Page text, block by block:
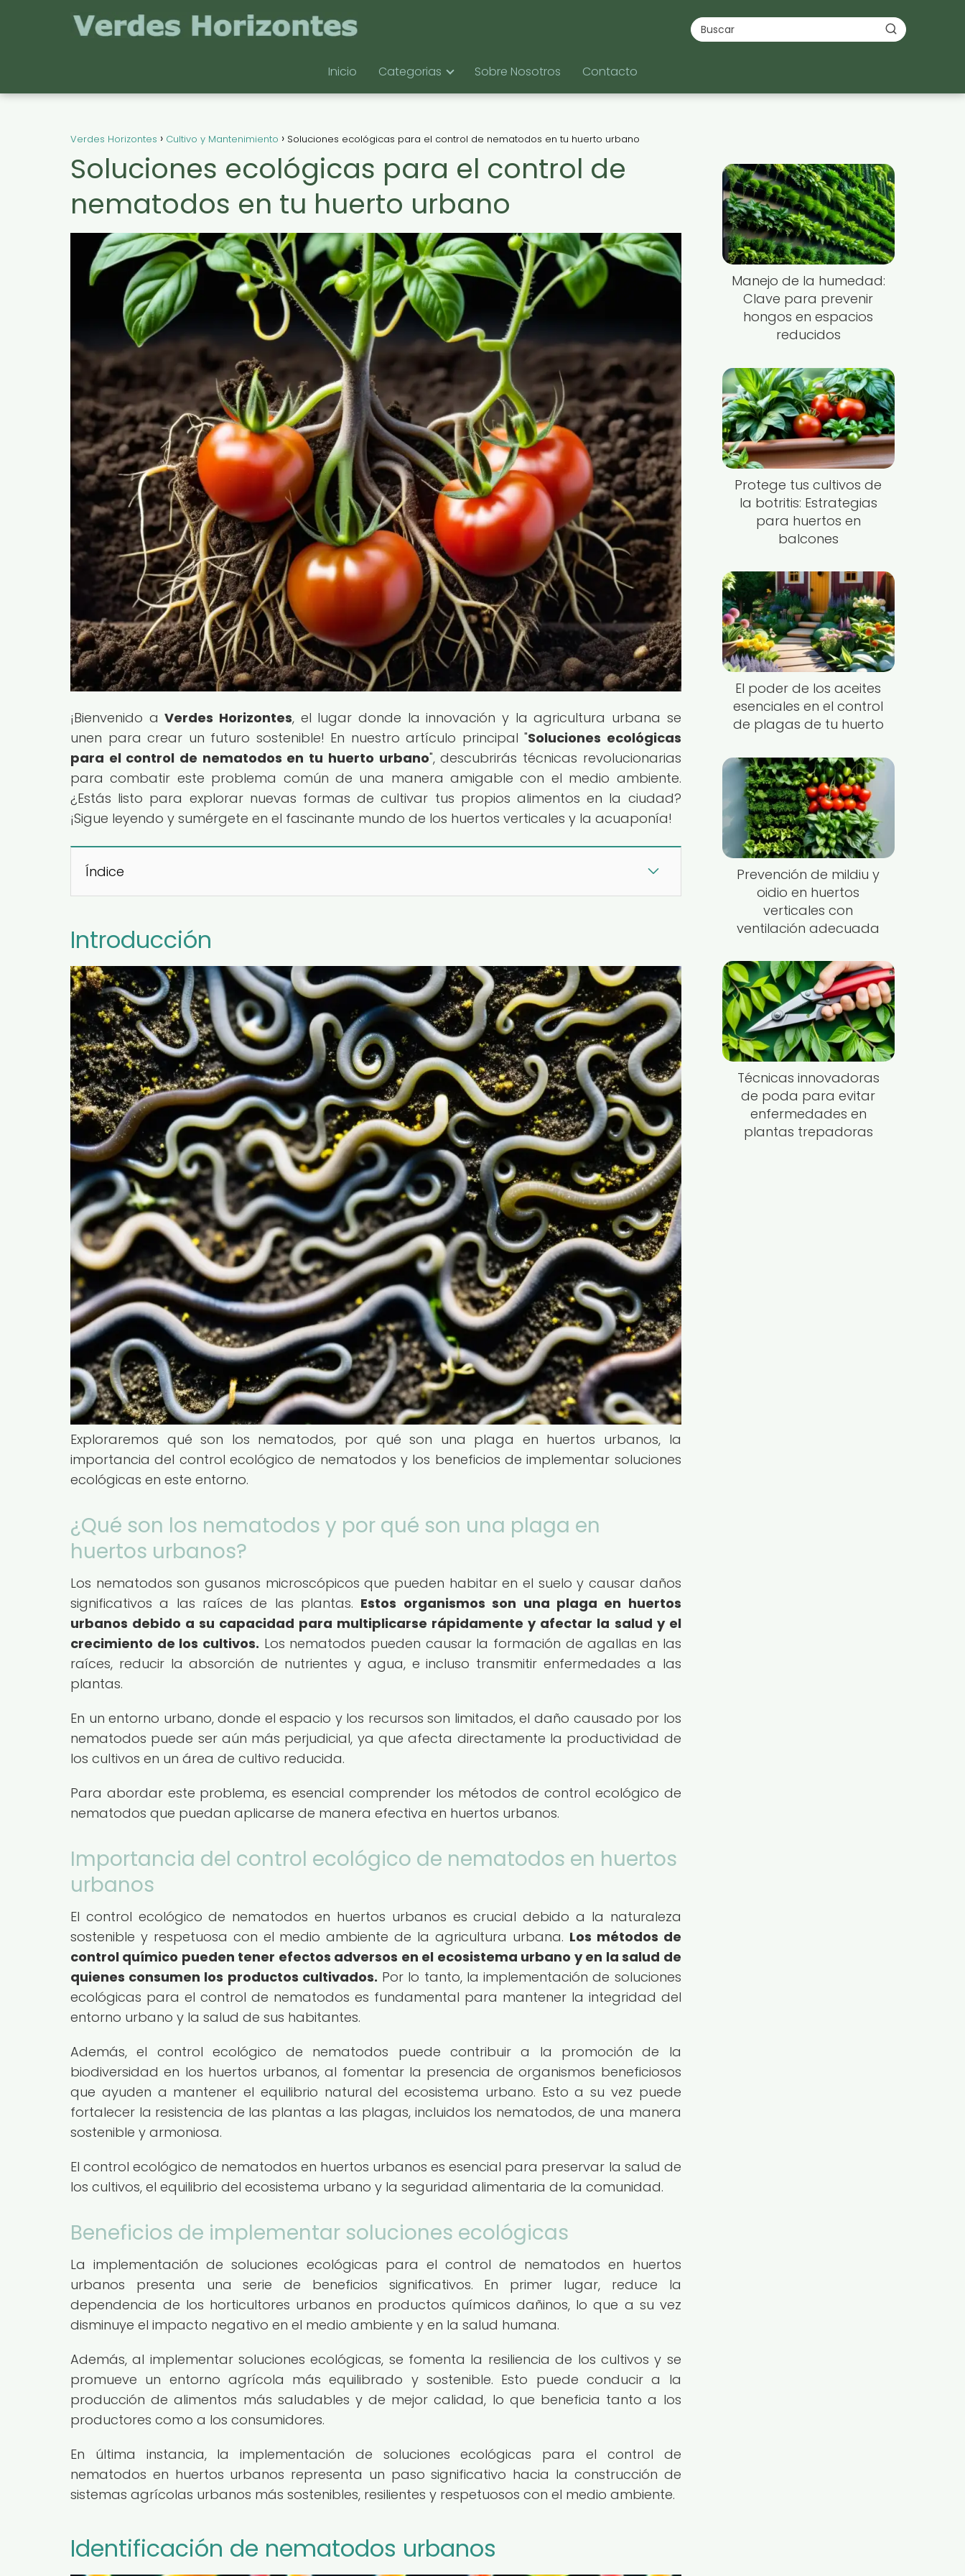
Inicio Categorias Sobre Nosotros Contacto
Verdes Horizontes Cultivo y Mantenimiento Soluciones ecológicas para el control de nematodos en tu huerto urbano
Soluciones ecológicas para el control de
nematodos en tu huerto urbano
¡Bienvenido aVerdes Horizontes, el lugar donde la innovación y la agricultura urbana se
unen para crear un futuro sostenible! En nuestro artículo principal "Soluciones ecológicas
para el control de nematodos en tu huerto urbano", descubrirás técnicas revolucionarias
para combatir este problema común de una manera amigable con el medio ambiente.
¿Estás listo para explorar nuevas formas de cultivar tus propios alimentos en la ciudad?
¡Sigue leyendo y sumérgete en el fascinante mundo de los huertos verticales y la acuaponía!
Índice
Introducción
Exploraremos qué son los nematodos, por qué son una plaga en huertos urbanos, la
importancia del control ecológico de nematodos y los beneficios de implementar soluciones
ecológicas en este entorno.
¿Qué son los nematodos y por qué son una plaga en
huertos urbanos?
Los nematodos son gusanos microscópicos que pueden habitar en el suelo y causar daños
significativos a las raíces de las plantas. Estos organismos son una plaga en huertos
urbanos debido a su capacidad para multiplicarse rápidamente y afectar la salud y el
crecimiento de los cultivos. Los nematodos pueden causar la formación de agallas en las
raíces, reducir la absorción de nutrientes y agua, e incluso transmitir enfermedades a las
plantas.
En un entorno urbano, donde el espacio y los recursos son limitados, el daño causado por los
nematodos puede ser aún más perjudicial, ya que afecta directamente la productividad de
los cultivos en un área de cultivo reducida.
Para abordar este problema, es esencial comprender los métodos de control ecológico de
nematodos que puedan aplicarse de manera efectiva en huertos urbanos.
Importancia del control ecológico de nematodos en huertos
urbanos
El control ecológico de nematodos en huertos urbanos es crucial debido a la naturaleza
sostenible y respetuosa con el medio ambiente de la agricultura urbana. Los métodos de
control químico pueden tener efectos adversos en el ecosistema urbano y en la salud de
quienes consumen los productos cultivados. Por lo tanto, la implementación de soluciones
ecológicas para el control de nematodos es fundamental para mantener la integridad del
entorno urbano y la salud de sus habitantes.
Además, el control ecológico de nematodos puede contribuir a la promoción de la
biodiversidad en los huertos urbanos, al fomentar la presencia de organismos beneficiosos
que ayuden a mantener el equilibrio natural del ecosistema urbano. Esto a su vez puede
fortalecer la resistencia de las plantas a las plagas, incluidos los nematodos, de una manera
sostenible y armoniosa.
El control ecológico de nematodos en huertos urbanos es esencial para preservar la salud de
los cultivos, el equilibrio del ecosistema urbano y la seguridad alimentaria de la comunidad.
Beneficios de implementar soluciones ecológicas
La implementación de soluciones ecológicas para el control de nematodos en huertos
urbanos presenta una serie de beneficios significativos. En primer lugar, reduce la
dependencia de los horticultores urbanos en productos químicos dañinos, lo que a su vez
disminuye el impacto negativo en el medio ambiente y en la salud humana.
Además, al implementar soluciones ecológicas, se fomenta la resiliencia de los cultivos y se
promueve un entorno agrícola más equilibrado y sostenible. Esto puede conducir a la
producción de alimentos más saludables y de mejor calidad, lo que beneficia tanto a los
productores como a los consumidores.
En última instancia, la implementación de soluciones ecológicas para el control de
nematodos en huertos urbanos representa un paso significativo hacia la construcción de
sistemas agrícolas urbanos más sostenibles, resilientes y respetuosos con el medio ambiente.
Identificación de nematodos urbanos
Manejo de la humedad:
Clave para prevenir
hongos en espacios
reducidos
Protege tus cultivos de
la botritis: Estrategias
para huertos en
balcones
El poder de los aceites
esenciales en el control
de plagas de tu huerto
Prevención de mildiu y
oidio en huertos
verticales con
ventilación adecuada
Técnicas innovadoras
de poda para evitar
enfermedades en
plantas trepadoras